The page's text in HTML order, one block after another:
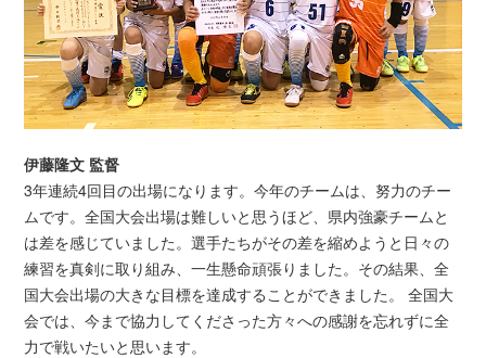
伊藤隆文 監督
3年連続4回目の出場になります。今年のチームは、努力のチー
ムです。全国大会出場は難しいと思うほど、県内強豪チームと
は差を感じていました。選手たちがその差を縮めようと日々の
練習を真剣に取り組み、一生懸命頑張りました。その結果、全
国大会出場の大きな目標を達成することができました。 全国大
会では、今まで協力してくださった方々への感謝を忘れずに全
力で戦いたいと思います。